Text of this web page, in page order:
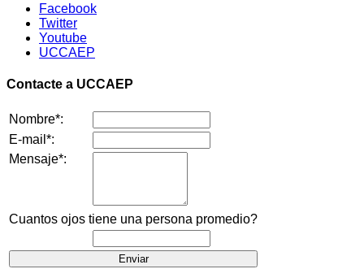
Facebook
Twitter
Youtube
UCCAEP
Contacte a UCCAEP
Nombre*:
E-mail*:
Mensaje*:
Cuantos ojos tiene una persona promedio?